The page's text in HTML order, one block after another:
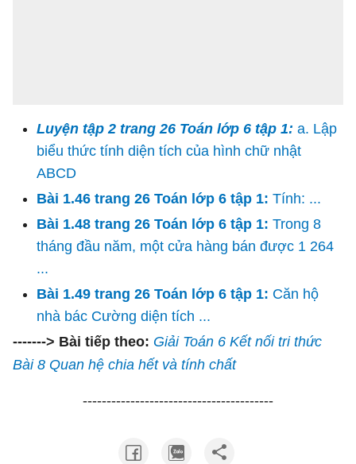
Luyện tập 2 trang 26 Toán lớp 6 tập 1: a. Lập
biểu thức tính diện tích của hình chữ nhật
ABCD
Bài 1.46 trang 26 Toán lớp 6 tập 1: Tính: ...
Bài 1.48 trang 26 Toán lớp 6 tập 1: Trong 8
tháng đầu năm, một cửa hàng bán được 1 264
...
Bài 1.49 trang 26 Toán lớp 6 tập 1: Căn hộ
nhà bác Cường diện tích ...
-------> Bài tiếp theo: Giải Toán 6 Kết nối tri thức
Bài 8 Quan hệ chia hết và tính chất
----------------------------------------